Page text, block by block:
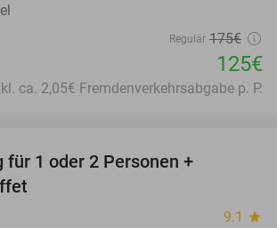
Regulär 175€
125€
ca. 2,05€ Fremdenverkehrsabgabe p. P.
für 1 oder 2 Personen +
9.1 star